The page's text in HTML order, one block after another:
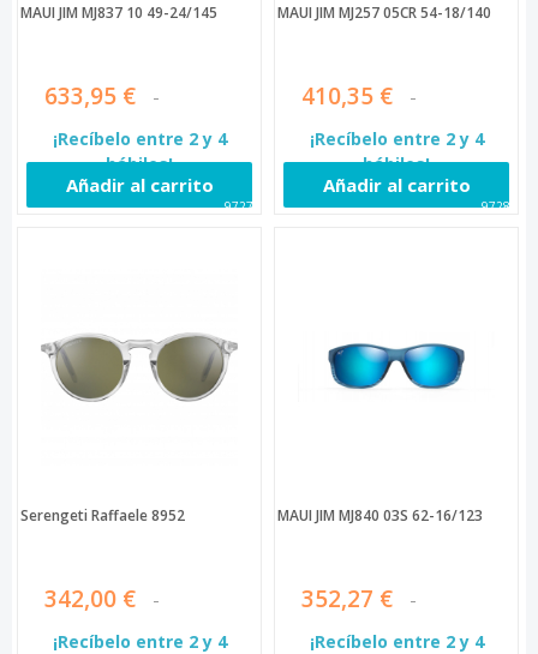
MAUI JIM MJ837 10 49-24/145
633,95 €
¡Recíbelo entre 2 y 4
hábiles!
Añadir al carrito
97276
MAUI JIM MJ257 05CR 54-18/140
410,35 €
¡Recíbelo entre 2 y 4
hábiles!
Añadir al carrito
97284
Serengeti Raffaele 8952
342,00 €
¡Recíbelo entre 2 y 4
MAUI JIM MJ840 03S 62-16/123
352,27 €
¡Recíbelo entre 2 y 4